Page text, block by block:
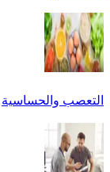
التعصب والحساسية